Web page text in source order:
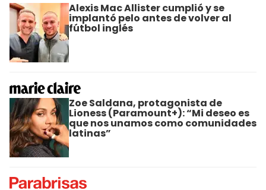
Alexis Mac Allister cumplió y se
implantó pelo antes de volver al
fútbol inglés
Zoe Saldana, protagonista de
Lioness (Paramount+): “Mi deseo es
que nos unamos como comunidades
latinas”